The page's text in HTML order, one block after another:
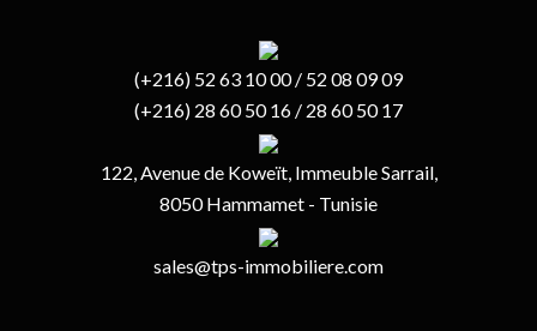
(+216) 52 63 10 00 / 52 08 09 09
(+216) 28 60 50 16 / 28 60 50 17
122, Avenue de Koweït, Immeuble Sarrail,
8050 Hammamet - Tunisie
sales@tps-immobiliere.com